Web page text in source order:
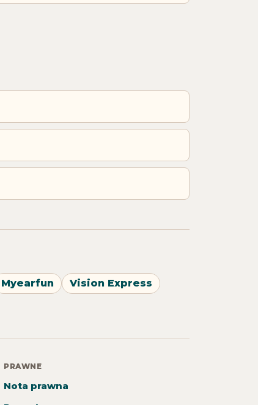
Myearfun Vision Express
PRAWNE
Nota prawna